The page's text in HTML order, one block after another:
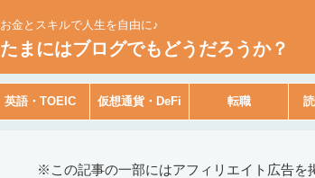
お金とスキルで人生を自由に♪
たまにはブログでもどうだろうか？
英語・TOEIC 仮想通貨・DeFi 転職
※この記事の一部にはアフィリエイト広告を